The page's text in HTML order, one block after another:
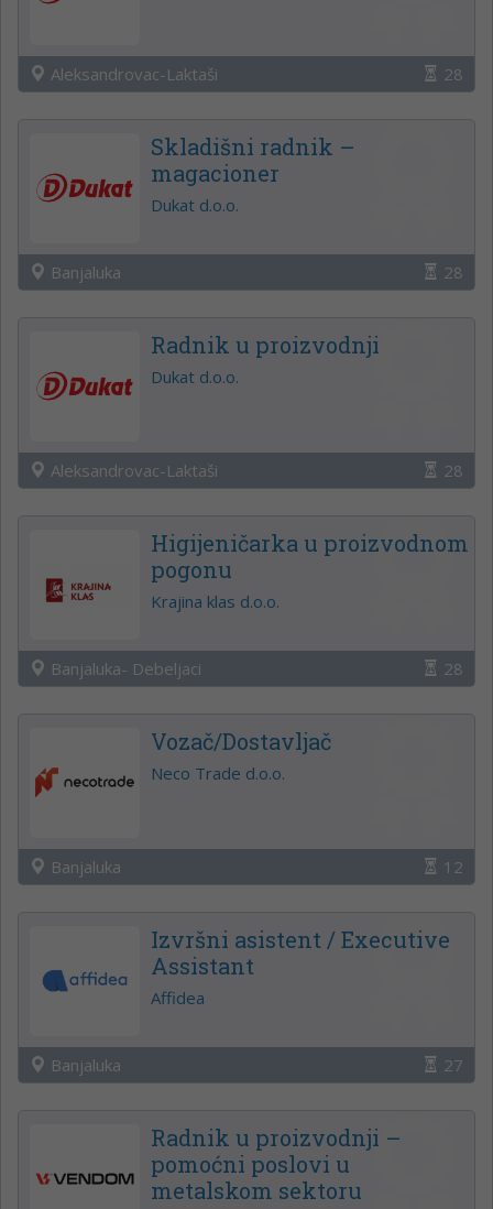
Aleksandrovac-Laktaši 28
Skladišni radnik –
magacioner
Dukat d.o.o.
Banjaluka 28
Radnik u proizvodnji
Dukat d.o.o.
Aleksandrovac-Laktaši 28
Higijeničarka u proizvodnom
pogonu
Krajina klas d.o.o.
Banjaluka- Debeljaci 28
Vozač/Dostavljač
Neco Trade d.o.o.
Banjaluka 12
Izvršni asistent / Executive
Assistant
Affidea
Banjaluka 27
Radnik u proizvodnji –
pomoćni poslovi u
metalskom sektoru